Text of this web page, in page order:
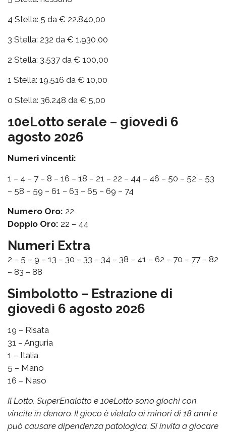
4 Stella: 5 da € 22.840,00
3 Stella: 232 da € 1.930,00
2 Stella: 3.537 da € 100,00
1 Stella: 19.516 da € 10,00
0 Stella: 36.248 da € 5,00
10eLotto serale – giovedì 6
agosto 2026
Numeri vincenti:
1 – 4 – 7 – 8 – 16 – 18 – 21 – 22 – 44 – 46 – 50 – 52 – 53
– 58 – 59 – 61 – 63 – 65 – 69 – 74
Numero Oro: 22
Doppio Oro: 22 – 44
Numeri Extra
2 – 5 – 9 – 13 – 30 – 33 – 34 – 38 – 41 – 62 – 70 – 77 – 82
– 83 – 88
Simbolotto – Estrazione di
giovedì 6 agosto 2026
19 – Risata
31 – Anguria
1 – Italia
5 – Mano
16 – Naso
Il Lotto, SuperEnalotto e 10eLotto sono giochi con
vincite in denaro. Il gioco è vietato ai minori di 18 anni e
può causare dipendenza patologica. Si invita a giocare